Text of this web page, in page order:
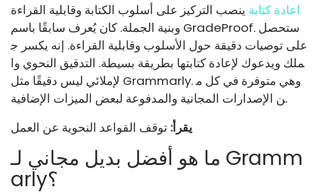
اعادة كتابة ينصب التركيز على أسلوب الكتابة وقابلية القراءة
وبنية الجملة. كان يُعرف سابقًا باسم GradeProof. ستحصل
على توصيات دقيقة حول الأسلوب وقابلية القراءة. إنه يكسر ج
ملك ويدعوك لإعادة كتابتها بطريقة بسيطة. التدقيق النحوي وا
لإملائي ليس دقيقًا مثل Grammarly. وهي متوفرة في كل م
ن الإصدارات المجانية والمدفوعة لبعض الميزات الإضافية.
يقرأ: توقف القواعد النحوية عن العمل
ما هو أفضل بديل مجاني لـ Gramm
arly؟